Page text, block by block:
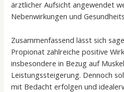
ärztlicher Aufsicht angewendet
Nebenwirkungen und
Zusammenfassend lässt sich
Propionat zahlreiche positive
insbesondere in Bezug auf
Leistungssteigerung. Dennoch
mit Bedacht erfolgen und